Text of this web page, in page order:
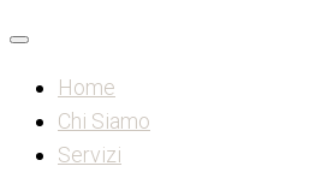
Home
Chi Siamo
Servizi